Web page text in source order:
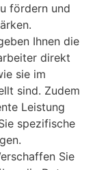
fördern und
Ihnen die
direkt
sie im
sind. Zudem
Leistung
spezifische
Sie